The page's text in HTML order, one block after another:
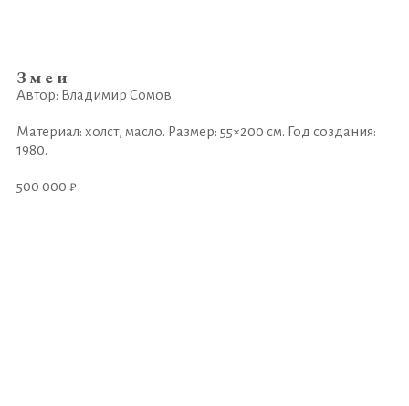
Змеи
Автор: Владимир Сомов
Материал: холст, масло. Размер: 55×200 см. Год создания:
1980.
500 000 ₽